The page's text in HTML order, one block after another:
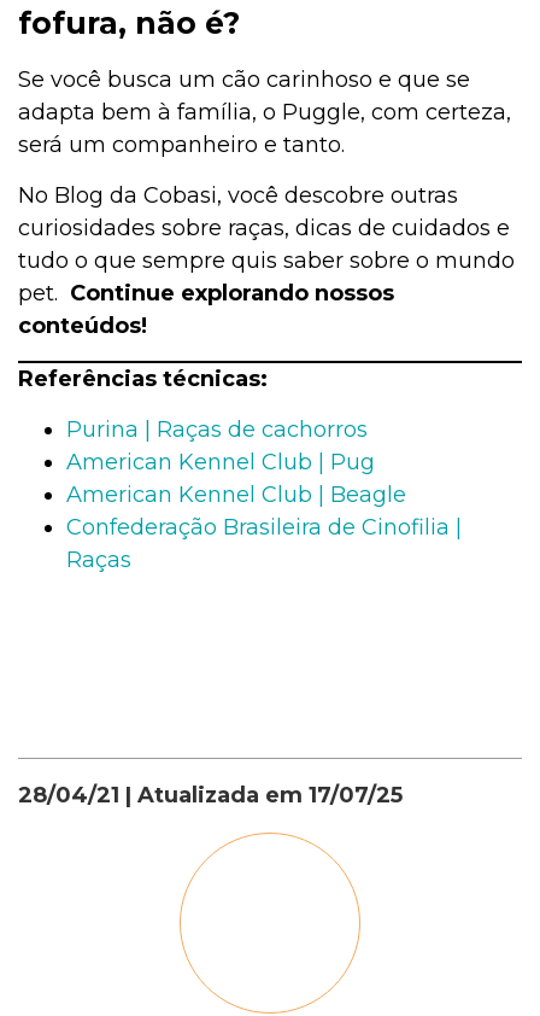
fofura, não é?
Se você busca um cão carinhoso e que se
adapta bem à família, o Puggle, com certeza,
será um companheiro e tanto.
No Blog da Cobasi, você descobre outras
curiosidades sobre raças, dicas de cuidados e
tudo o que sempre quis saber sobre o mundo
pet. Continue explorando nossos
conteúdos!
Referências técnicas:
Purina | Raças de cachorros
American Kennel Club | Pug
American Kennel Club | Beagle
Confederação Brasileira de Cinofilia |
Raças
28/04/21 | Atualizada em 17/07/25